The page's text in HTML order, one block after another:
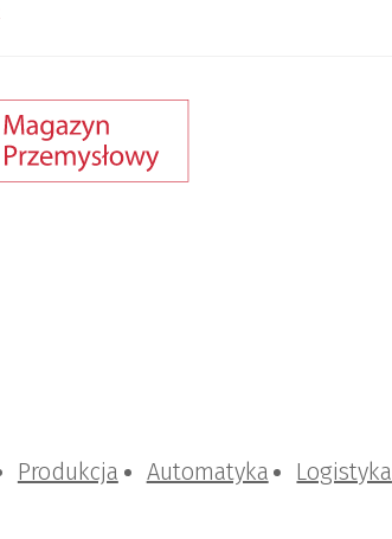
Produkcja Automatyka Logistyka